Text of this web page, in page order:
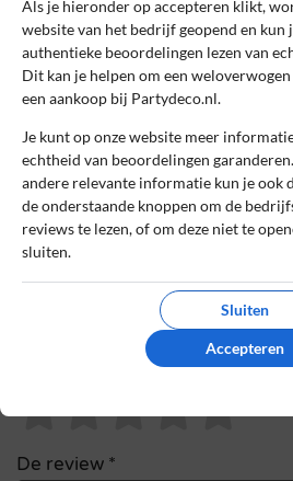
Naam *
Bestelnummer
De review *
Als je hieronder op accepteren klikt,
website van het bedrijf geopend en kun
authentieke beoordelingen lezen van
Dit kan je helpen om een
een aankoop bij Partydeco.nl.
Je kunt op onze website meer
echtheid van beoordelingen
andere relevante informatie kun je ook
de onderstaande knoppen om de
reviews te lezen, of om deze niet te
sluiten.
Sluiten
Accepteren